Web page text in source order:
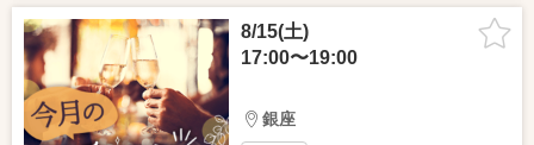
8/15(土)
17:00〜19:00
銀座